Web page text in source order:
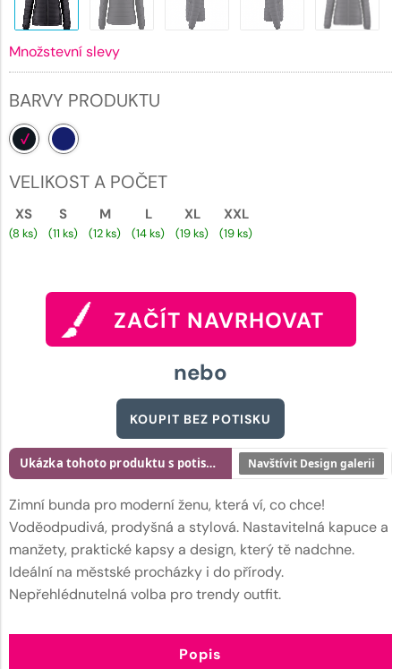
Množstevní slevy
BARVY PRODUKTU
VELIKOST A POČET
XS
(8 ks)
S
(11 ks)
M
(12 ks)
L
(14 ks)
XL
(19 ks)
XXL
(19 ks)
ZAČÍT NAVRHOVAT
nebo
KOUPIT BEZ POTISKU
Zimní bunda pro moderní ženu, která ví, co chce!
Voděodpudivá, prodyšná a stylová. Nastavitelná kapuce a
manžety, praktické kapsy a design, který tě nadchne.
Ideální na městské procházky i do přírody.
Nepřehlédnutelná volba pro trendy outfit.
Ukázka tohoto produktu s potiskem Navštívit Design galerii
Popis